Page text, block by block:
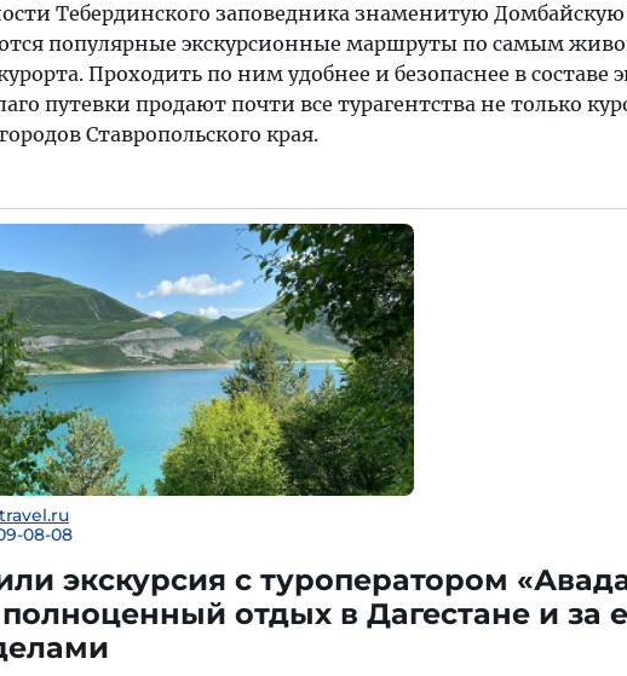
Тебердинского заповедника знаменитую Домбайскую
популярные экскурсионные маршруты по самым
Проходить по ним удобнее и безопаснее в составе
путевки продают почти все турагентства не только
Ставропольского края.
08-08
экскурсия с туроператором
отдых в Дагестане и за